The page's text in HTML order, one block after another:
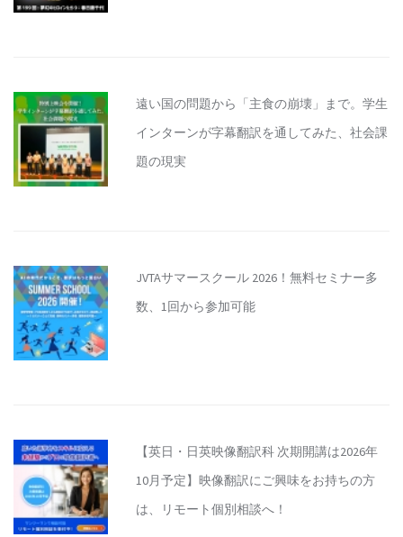
遠い国の問題から「主食の崩壊」まで。学生
インターンが字幕翻訳を通してみた、社会課
題の現実
JVTAサマースクール 2026！無料セミナー多
数、1回から参加可能
【英日・日英映像翻訳科 次期開講は2026年
10月予定】映像翻訳にご興味をお持ちの方
は、リモート個別相談へ！